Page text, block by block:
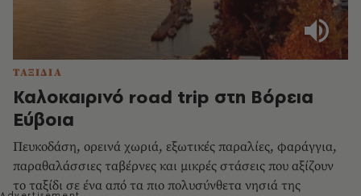
ΤΑΞΙΔΙΑ
Καλοκαιρινό road trip στη Βόρεια
Εύβοια
Πευκοδάση, ορεινά χωριά, εξωτικές παραλίες, φαράγγια,
παραθαλάσσιες ταβέρνες και μικρές στάσεις που αξίζουν
το ταξίδι σε ένα από τα πιο πολυσύνθετα νησιά της